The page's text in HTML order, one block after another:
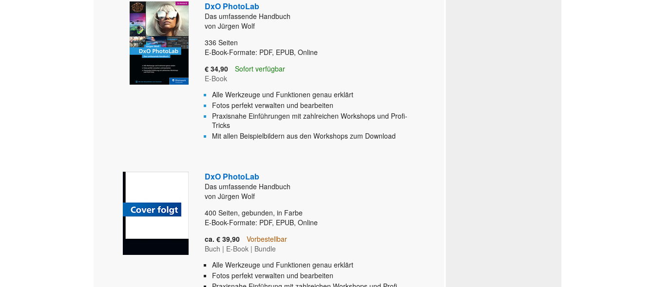
DxO PhotoLab
Das umfassende Handbuch
von Jürgen Wolf
336 Seiten
E-Book-Formate: PDF, EPUB, Online
€ 34,90
Sofort verfügbar
E-Book
Alle Werkzeuge und Funktionen genau erklärt
Fotos perfekt verwalten und bearbeiten
Praxisnahe Einführungen mit zahlreichen Workshops und Profi-
Tricks
Mit allen Beispielbildern aus den Workshops zum Download
DxO PhotoLab
Das umfassende Handbuch
von Jürgen Wolf
400 Seiten, gebunden, in Farbe
E-Book-Formate: PDF, EPUB, Online
ca. € 39,90
Vorbestellbar
Buch | E-Book | Bundle
Alle Werkzeuge und Funktionen genau erklärt
Fotos perfekt verwalten und bearbeiten